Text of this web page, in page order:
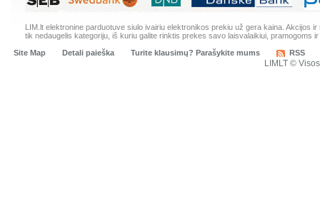
LIM.lt elektronine parduotuve siulo ivairiu elektronikos prekiu už gera kaina. Akcijos
tik nedaugelis kategoriju, iš kuriu galite rinktis prekes savo laisvalaikiui, pramogoms ir
Site Map
Detali paieška Turite klausimų? Parašykite mums RSS
LIMLT ©